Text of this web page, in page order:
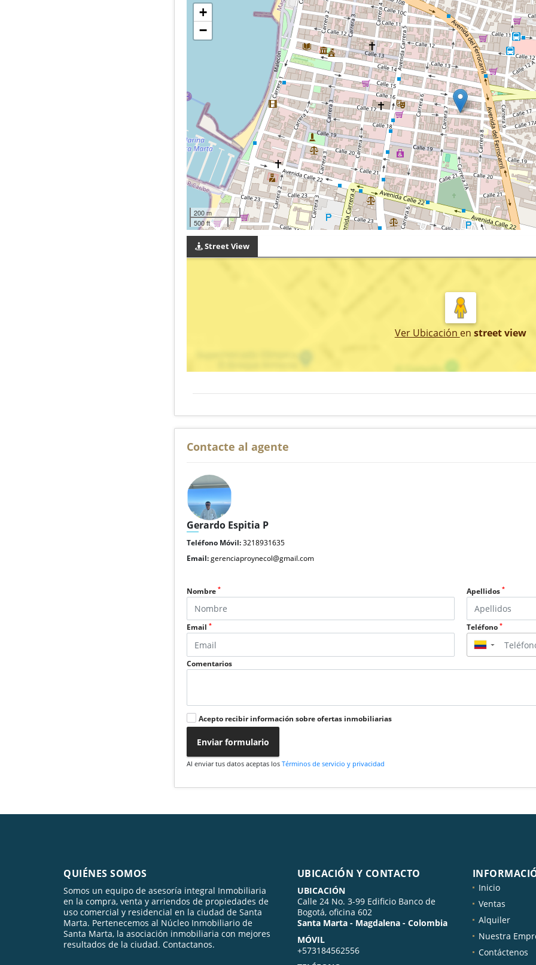
+
−
200 m
500 ft
Street View
Ver Ubicación en street view
Contacte al agente
Gerardo Espitia P
Teléfono Móvil:3218931635
Email:gerenciaproynecol@gmail.com
Nombre* Apellidos *
Email* Teléfono *
▼
Comentarios
Acepto recibir información sobre ofertas inmobiliarias
Enviar formulario
Al enviar tus datos aceptas losTérminos de servicio y privacidad
QUIÉNES SOMOS
Somos un equipo de asesoría integral Inmobiliaria
en la compra, venta y arriendos de propiedades de
uso comercial y residencial en la ciudad de Santa
Marta. Pertenecemos al Núcleo Inmobiliario de
Santa Marta, la asociación inmobiliaria con mejores
resultados de la ciudad. Contactanos.
UBICACIÓN Y CONTACTO
UBICACIÓN
Calle 24 No. 3-99 Edificio Banco de
Bogotá, oficina 602
Santa Marta - Magdalena - Colombia
MÓVIL
+573184562556
Inicio
Ventas
Alquiler
Nuestra
Contáctenos